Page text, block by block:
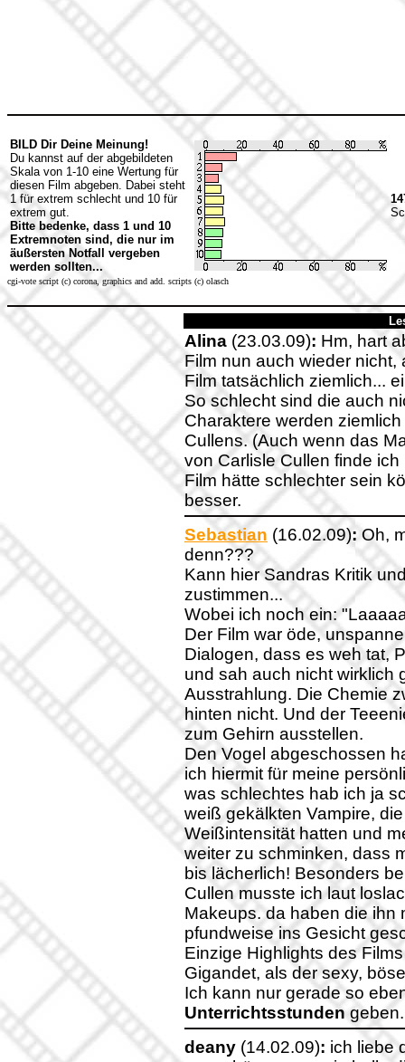
BILD Dir Deine Meinung!
Du kannst auf der abgebildeten
Skala von 1-10 eine Wertung für
diesen Film abgeben. Dabei steht
1 für extrem schlecht und 10 für
extrem gut.
Bitte bedenke, dass 1 und 10
Extremnoten sind, die nur im
äußersten Notfall vergeben
werden sollten...
cgi-vote script (c) corona, graphics and add. scripts (c) olasch
Alina (23.03.09): Hm, hart
Film nun auch wieder
Film tatsächlich ziemlich...
So schlecht sind die auch
Charaktere werden
Cullens. (Auch wenn das
von Carlisle Cullen finde
Film hätte schlechter sein
besser.
Sebastian (16.02.09): Oh,
denn???
Kann hier Sandras Kritik
zustimmen...
Wobei ich noch ein:
Der Film war öde,
Dialogen, dass es weh tat,
und sah auch nicht wirklich
Ausstrahlung. Die Chemie
hinten nicht. Und der
zum Gehirn ausstellen.
Den Vogel abgeschossen
ich hiermit für meine
was schlechtes hab ich ja
weiß gekälkten Vampire,
Weißintensität hatten und
weiter zu schminken, dass
bis lächerlich! Besonders
Cullen musste ich laut
Makeups. da haben die ihn
pfundweise ins Gesicht
Einzige Highlights des
Gigandet, als der sexy,
Ich kann nur gerade so
Unterrichtsstundengeben.
deany (14.02.09): ich liebe